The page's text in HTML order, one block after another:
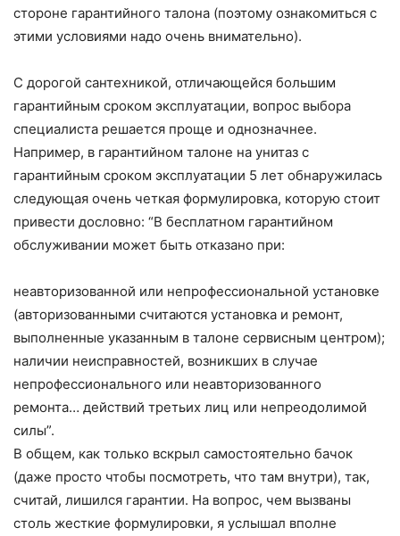
стороне гарантийного талона (поэтому ознакомиться с
этими условиями надо очень внимательно).
С дорогой сантехникой, отличающейся большим
гарантийным сроком эксплуатации, вопрос выбора
специалиста решается проще и однозначнее.
Например, в гарантийном талоне на унитаз с
гарантийным сроком эксплуатации 5 лет обнаружилась
следующая очень четкая формулировка, которую стоит
привести дословно: “В бесплатном гарантийном
обслуживании может быть отказано при:
неавторизованной или непрофессиональной установке
(авторизованными считаются установка и ремонт,
выполненные указанным в талоне сервисным центром);
наличии неисправностей, возникших в случае
непрофессионального или неавторизованного
ремонта… действий третьих лиц или непреодолимой
силы”.
В общем, как только вскрыл самостоятельно бачок
(даже просто чтобы посмотреть, что там внутри), так,
считай, лишился гарантии. На вопрос, чем вызваны
столь жесткие формулировки, я услышал вполне